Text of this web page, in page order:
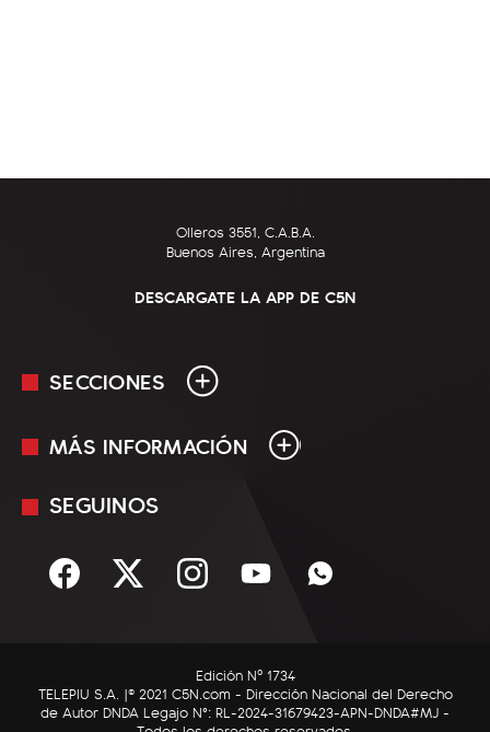
Olleros 3551, C.A.B.A.
Buenos Aires, Argentina
DESCARGATE LA APP DE C5N
SECCIONES
En Vivo
Sociedad
C5N Autos
RatingCero
MÁS INFORMACIÓN
Mediakit
Términos y condiciones
SEGUINOS
Edición Nº 1734
TELEPIU S.A. |© 2021 C5N.com - Dirección Nacional del Derecho
de Autor DNDA Legajo N°: RL-2024-31679423-APN-DNDA#MJ -